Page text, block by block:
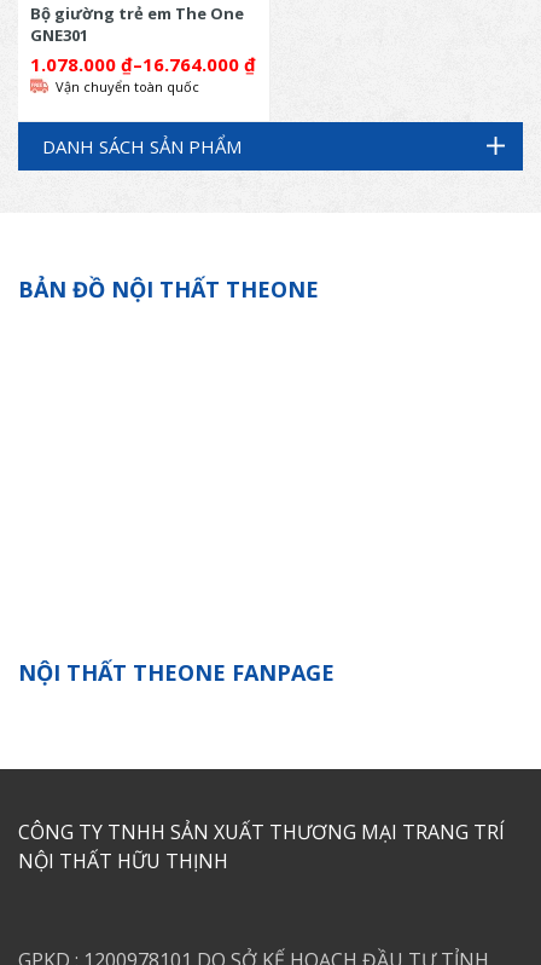
Bộ giường trẻ em The One
GNE301
1.078.000 ₫–16.764.000 ₫
Vận chuyển toàn quốc
DANH SÁCH SẢN PHẨM
BẢN ĐỒ NỘI THẤT THEONE
NỘI THẤT THEONE FANPAGE
CÔNG TY TNHH SẢN XUẤT THƯƠNG MẠI TRANG TRÍ
NỘI THẤT HỮU THỊNH